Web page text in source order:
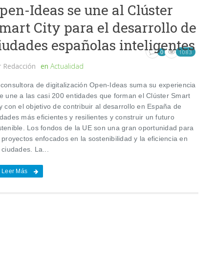
Ideas se une al Clúster
City para el desarrollo de
españolas inteligentes
Redacción en Actualidad
0 1083
de digitalización Open-Ideas suma su experiencia
une a las casi 200 entidades que forman el Clúster Smart
con el objetivo de contribuir al desarrollo en España de
más eficientes y resilientes y construir un futuro
Los fondos de la UE son una gran oportunidad para
proyectos enfocados en la sostenibilidad y la eficiencia en
La...
Leer Más